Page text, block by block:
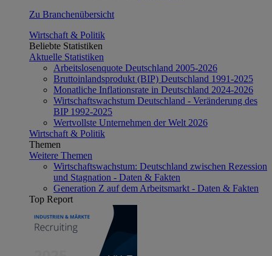
Zu Branchenübersicht
Wirtschaft & Politik
Beliebte Statistiken
Aktuelle Statistiken
Arbeitslosenquote Deutschland 2005-2026
Bruttoinlandsprodukt (BIP) Deutschland 1991-2025
Monatliche Inflationsrate in Deutschland 2024-2026
Wirtschaftswachstum Deutschland - Veränderung des
BIP 1992-2025
Wertvollste Unternehmen der Welt 2026
Wirtschaft & Politik
Themen
Weitere Themen
Wirtschaftswachstum: Deutschland zwischen Rezession
und Stagnation - Daten & Fakten
Generation Z auf dem Arbeitsmarkt - Daten & Fakten
Top Report